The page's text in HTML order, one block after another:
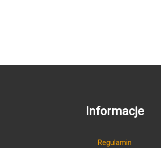
Informacje
Regulamin